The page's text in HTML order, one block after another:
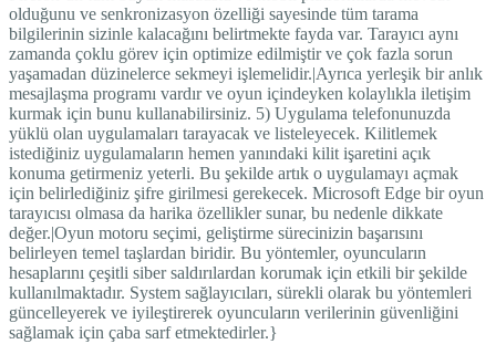
olduğunu ve senkronizasyon özelliği sayesinde tüm tarama
bilgilerinin sizinle kalacağını belirtmekte fayda var. Tarayıcı aynı
zamanda çoklu görev için optimize edilmiştir ve çok fazla sorun
yaşamadan düzinelerce sekmeyi işlemelidir.|Ayrıca yerleşik bir anlık
mesajlaşma programı vardır ve oyun içindeyken kolaylıkla iletişim
kurmak için bunu kullanabilirsiniz. 5) Uygulama telefonunuzda
yüklü olan uygulamaları tarayacak ve listeleyecek. Kilitlemek
istediğiniz uygulamaların hemen yanındaki kilit işaretini açık
konuma getirmeniz yeterli. Bu şekilde artık o uygulamayı açmak
için belirlediğiniz şifre girilmesi gerekecek. Microsoft Edge bir oyun
tarayıcısı olmasa da harika özellikler sunar, bu nedenle dikkate
değer.|Oyun motoru seçimi, geliştirme sürecinizin başarısını
belirleyen temel taşlardan biridir. Bu yöntemler, oyuncuların
hesaplarını çeşitli siber saldırılardan korumak için etkili bir şekilde
kullanılmaktadır. System sağlayıcıları, sürekli olarak bu yöntemleri
güncelleyerek ve iyileştirerek oyuncuların verilerinin güvenliğini
sağlamak için çaba sarf etmektedirler.}